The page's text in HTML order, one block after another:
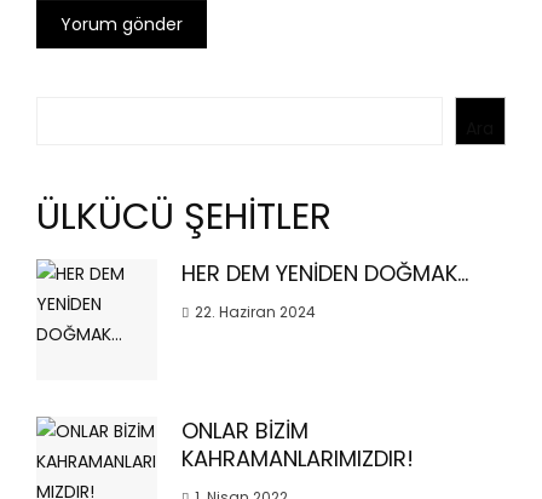
ÜLKÜCÜ ŞEHİTLER
HER DEM YENİDEN DOĞMAK…
22. Haziran 2024
ONLAR BİZİM
KAHRAMANLARIMIZDIR!